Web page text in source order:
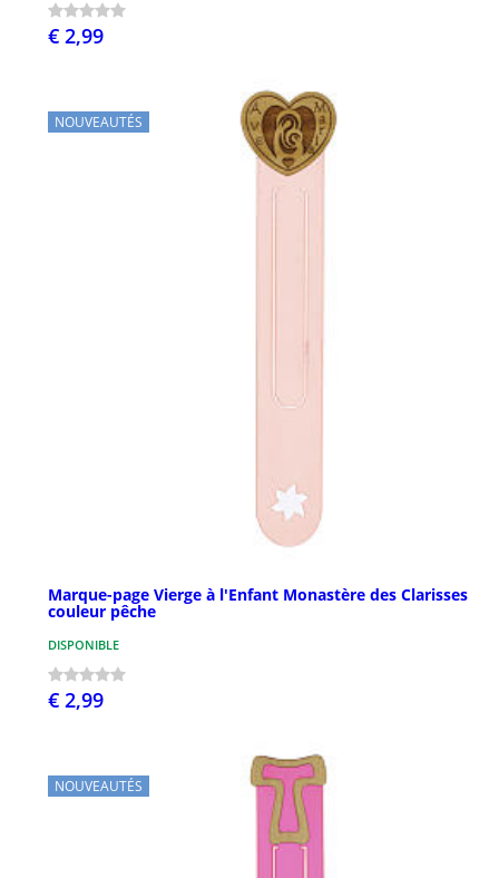
€ 2,99
NOUVEAUTÉS
Marque-page Vierge à l'Enfant Monastère des Clarisses
couleur pêche
DISPONIBLE
€ 2,99
NOUVEAUTÉS